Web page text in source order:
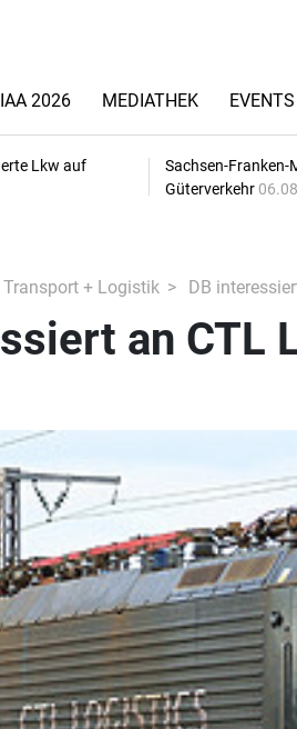
IAA 2026 MEDIATHEK EVENTS
Lkw auf
Sachsen-Franken-
Güterverkehr
Transport + Logistik DB
an CTL